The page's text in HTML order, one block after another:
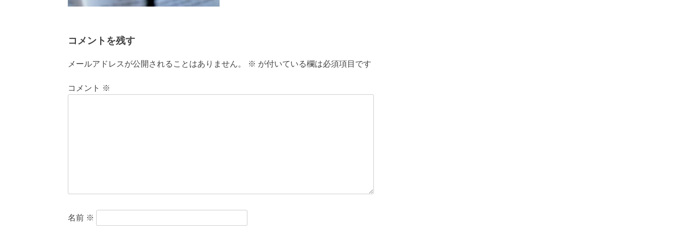
コメントを残す
メールアドレスが公開されることはありません。 ※ が付いている欄は必須項目です
コメント ※
名前 ※